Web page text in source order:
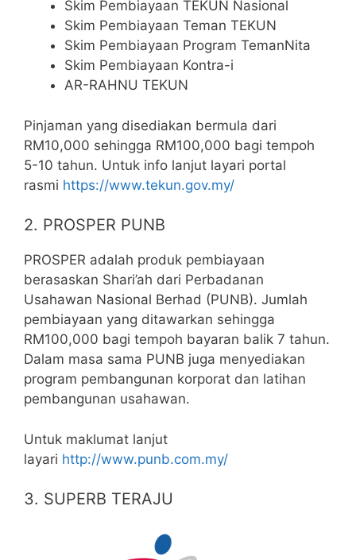
Skim Pembiayaan TEKUN Nasional
Skim Pembiayaan Teman TEKUN
Skim Pembiayaan Program TemanNita
Skim Pembiayaan Kontra-i
AR-RAHNU TEKUN
Pinjaman yang disediakan bermula dari
RM10,000 sehingga RM100,000 bagi tempoh
5-10 tahun. Untuk info lanjut layari portal
rasmi https://www.tekun.gov.my/
2. PROSPER PUNB
PROSPER adalah produk pembiayaan
berasaskan Shari’ah dari Perbadanan
Usahawan Nasional Berhad (PUNB). Jumlah
pembiayaan yang ditawarkan sehingga
RM100,000 bagi tempoh bayaran balik 7 tahun.
Dalam masa sama PUNB juga menyediakan
program pembangunan korporat dan latihan
pembangunan usahawan.
Untuk maklumat lanjut
layari http://www.punb.com.my/
3. SUPERB TERAJU